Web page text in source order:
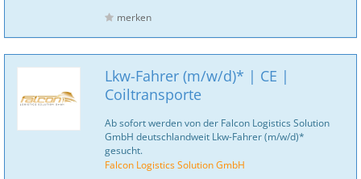
merken
Lkw-Fahrer (m/w/d)* | CE |
Coiltransporte
Ab sofort werden von der Falcon Logistics Solution
GmbH deutschlandweit Lkw-Fahrer (m/w/d)*
gesucht.
Falcon Logistics Solution GmbH